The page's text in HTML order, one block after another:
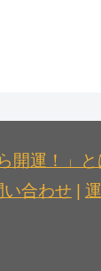
開運！」と
い合わせ |